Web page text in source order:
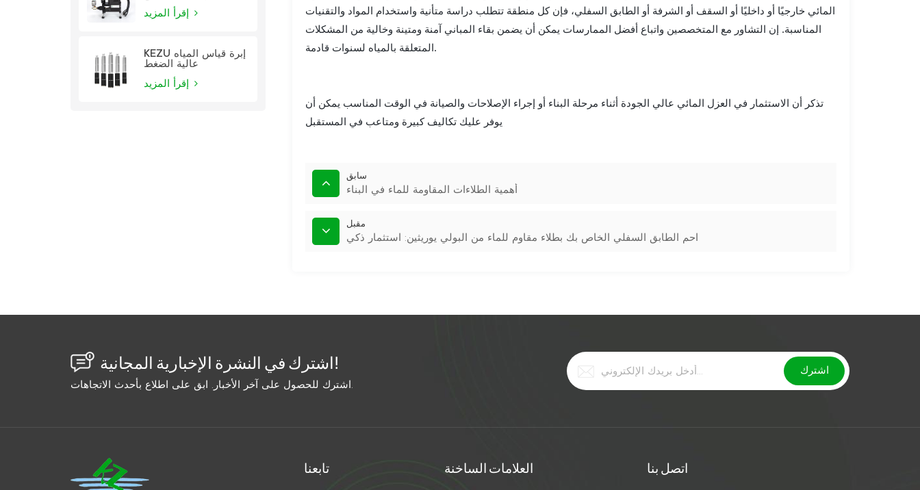
KEZU إبرة قياس المياه
عالية الضغط
المائي خارجيًا أو داخليًا أو السقف أو الشرفة أو الطابق السفلي، فإن كل منطقة تتطلب دراسة متأنية واستخدام المواد والتقنيات
المناسبة. إن التشاور مع المتخصصين واتباع أفضل الممارسات يمكن أن يضمن بقاء المباني آمنة ومتينة وخالية من المشكلات
المتعلقة بالمياه لسنوات قادمة.
تذكر أن الاستثمار في العزل المائي عالي الجودة أثناء مرحلة البناء أو إجراء الإصلاحات والصيانة في الوقت المناسب يمكن أن
يوفر عليك تكاليف كبيرة ومتاعب في المستقبل
سابق
أهمية الطلاءات المقاومة للماء في البناء
مقبل
احم الطابق السفلي الخاص بك بطلاء مقاوم للماء من البولي يوريثين: استثمار ذكي
اشترك في النشرة الإخبارية المجانية!
تابعنا العلامات الساخنة اتصل بنا